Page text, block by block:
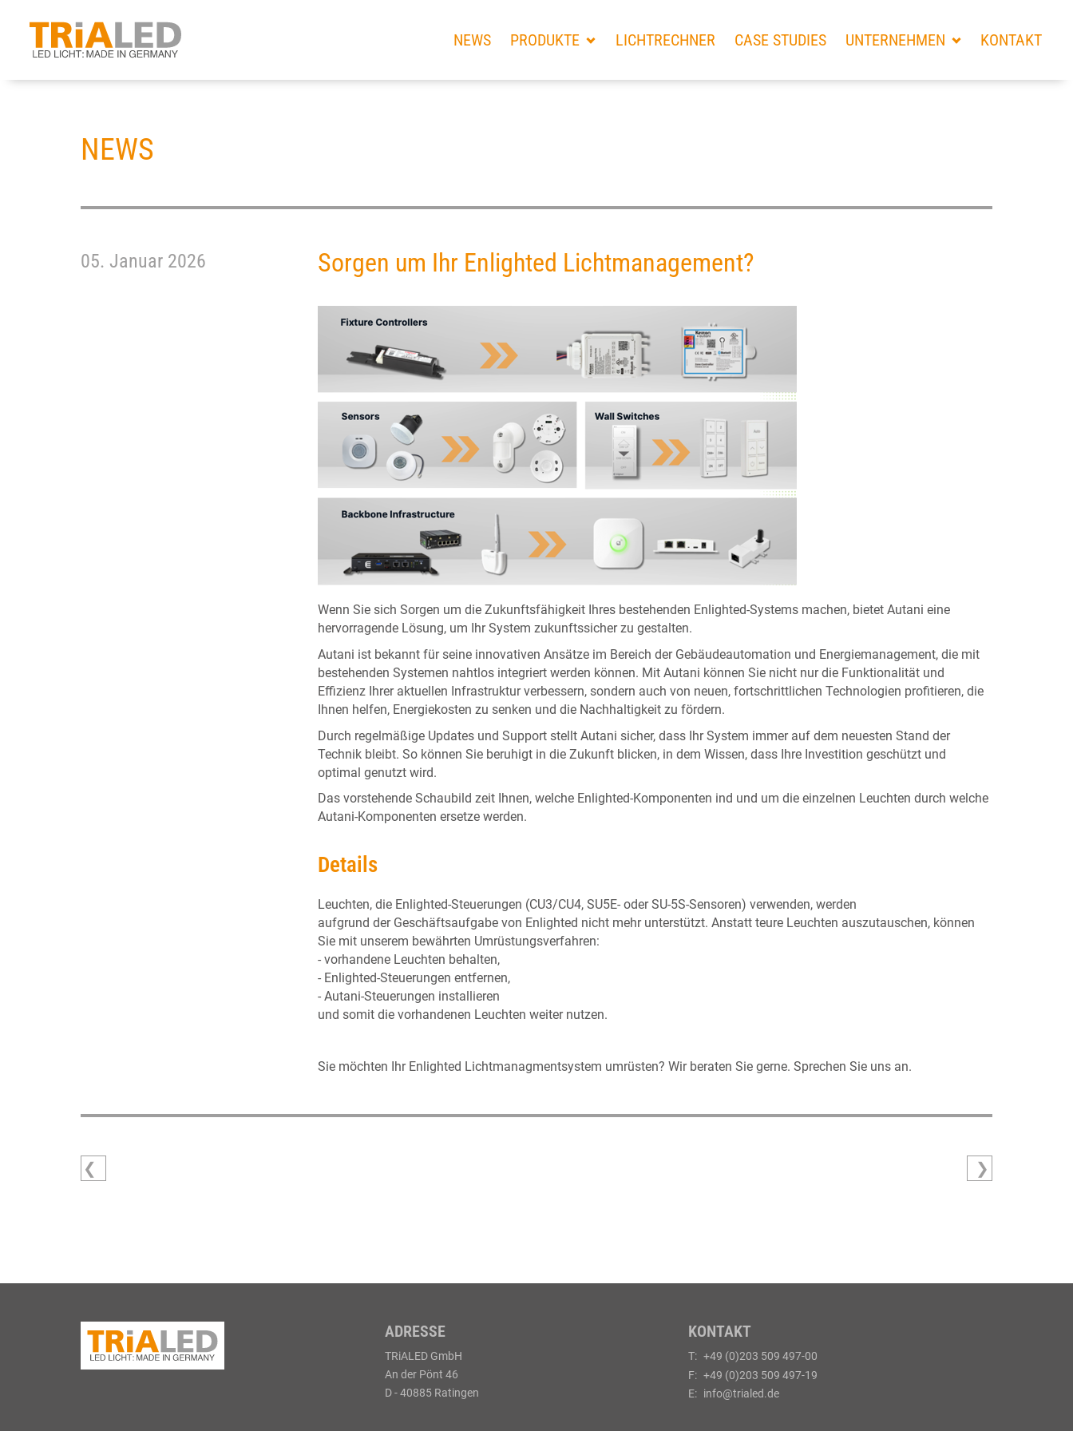
NEWS PRODUKTE LICHTRECHNER CASE STUDIES UNTERNEHMEN KONTAKT
NEWS
05. Januar 2026 Sorgen um Ihr Enlighted Lichtmanagement?
Wenn Sie sich Sorgen um die Zukunftsfähigkeit Ihres bestehenden Enlighted-Systems machen, bietet Autani eine
hervorragende Lösung, um Ihr System zukunftssicher zu gestalten.
Autani ist bekannt für seine innovativen Ansätze im Bereich der Gebäudeautomation und Energiemanagement, die mit
bestehenden Systemen nahtlos integriert werden können. Mit Autani können Sie nicht nur die Funktionalität und
Effizienz Ihrer aktuellen Infrastruktur verbessern, sondern auch von neuen, fortschrittlichen Technologien profitieren, die
Ihnen helfen, Energiekosten zu senken und die Nachhaltigkeit zu fördern.
Durch regelmäßige Updates und Support stellt Autani sicher, dass Ihr System immer auf dem neuesten Stand der
Technik bleibt. So können Sie beruhigt in die Zukunft blicken, in dem Wissen, dass Ihre Investition geschützt und
optimal genutzt wird.
Das vorstehende Schaubild zeit Ihnen, welche Enlighted-Komponenten ind und um die einzelnen Leuchten durch welche
Autani-Komponenten ersetze werden.
Details
Leuchten, die Enlighted-Steuerungen (CU3/CU4, SU5E- oder SU-5S-Sensoren) verwenden, werden
aufgrund der Geschäftsaufgabe von Enlighted nicht mehr unterstützt. Anstatt teure Leuchten auszutauschen, können
Sie mit unserem bewährten Umrüstungsverfahren:
- vorhandene Leuchten behalten,
- Enlighted-Steuerungen entfernen,
- Autani-Steuerungen installieren
und somit die vorhandenen Leuchten weiter nutzen.
Sie möchten Ihr Enlighted Lichtmanagmentsystem umrüsten? Wir beraten Sie gerne. Sprechen Sie uns an.
ADRESSE
TRiALED GmbH
An der Pönt 46
D - 40885 Ratingen
KONTAKT
T: +49 (0)203 509 497-00
F: +49 (0)203 509 497-19
E: info@trialed.de